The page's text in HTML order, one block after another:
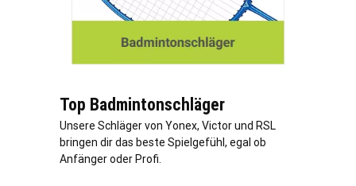
Top Badmintonschläger
Unsere Schläger von Yonex, Victor und RSL
bringen dir das beste Spielgefühl, egal ob
Anfänger oder Profi.